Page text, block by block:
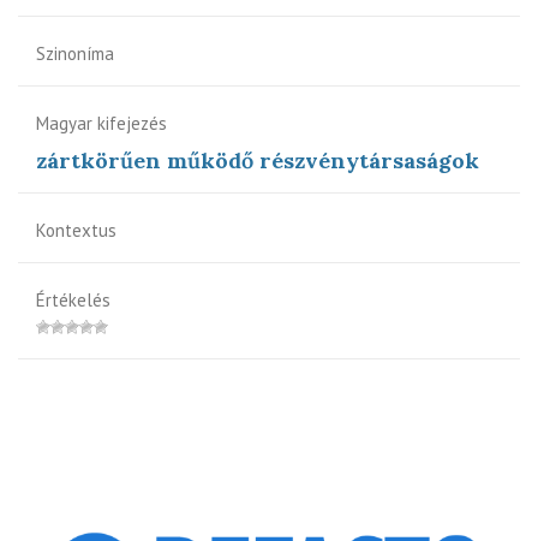
Szinoníma
Magyar kifejezés
zártkörűen működő részvénytársaságok
Kontextus
Értékelés